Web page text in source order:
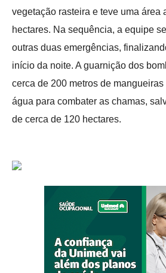
vegetação rasteira e teve uma área
hectares. Na sequência, a equipe
outras duas emergências,
início da noite. A guarnição dos
cerca de 200 metros de
água para combater as chamas,
de cerca de 120 hectares.